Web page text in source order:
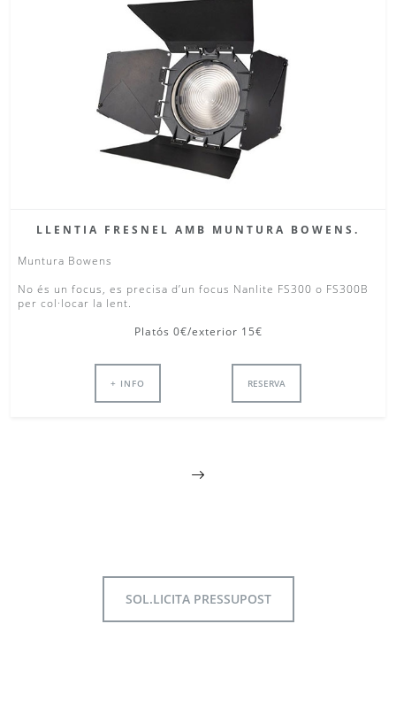
LLENTIA FRESNEL AMB MUNTURA BOWENS.
Muntura Bowens
No és un focus, es precisa d’un focus Nanlite FS300 o FS300B
per col·locar la lent.
Platós 0€/exterior 15€
+ INFO RESERVA
SOL.LICITA PRESSUPOST